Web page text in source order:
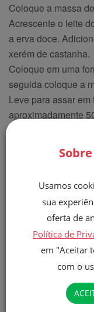
Coloque a massa
Acrescente o leite
a erva doce.
xerém de castanha.
Coloque em uma
seguida coloque a
Leve para assar
aproximadamente
Em uma panela,
condensado e o
Espere esfriar.
Despeje a
Decore com o pé
de caju.
Usamos
sua
oferta de
Política de
em "Aceitar
com o